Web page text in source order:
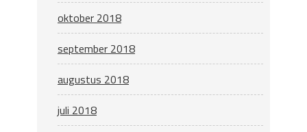
oktober 2018
september 2018
augustus 2018
juli 2018